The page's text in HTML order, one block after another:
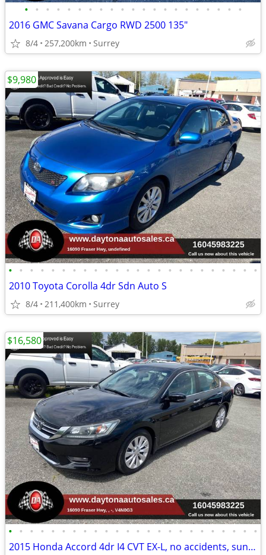
• • • • • • • • • • • • • • • • • • • • •
2016 GMC Savana Cargo RWD 2500 135"
8/4 257,200km Surrey
• • • • • • • • • • • • • • • • • • • • • • • •
2010 Toyota Corolla 4dr Sdn Auto S
8/4 211,400km Surrey
$9,980
• • • • • • • • • • • • • • • • • • • • • • • •
2015 Honda Accord 4dr I4 CVT EX-L, no accidents, sunroof,
$16,580